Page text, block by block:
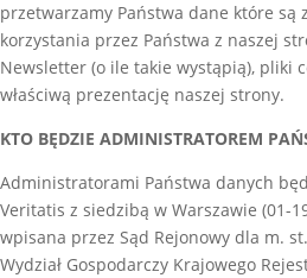
przetwarzamy Państwa dane które są
korzystania przez Państwa z naszej
Newsletter (o ile takie wystąpią), pliki
właściwą prezentację naszej strony.
KTO BĘDZIE ADMINISTRATOREM
Administratorami Państwa danych
Veritatis z siedzibą w Warszawie (01-
wpisana przez Sąd Rejonowy dla m.
Wydział Gospodarczy Krajowego